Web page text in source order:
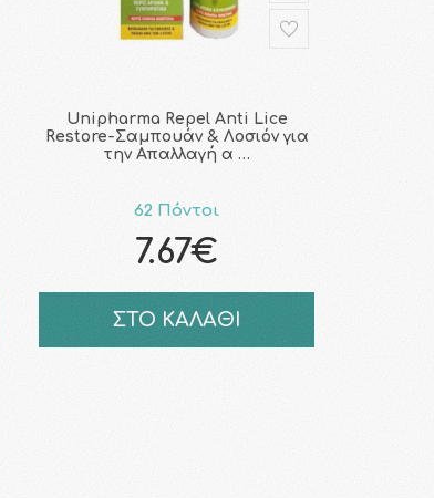
Unipharma Repel Anti Lice
Restore-Σαμπουάν & Λοσιόν για
την Απαλλαγή α …
62 Πόντοι
7.67€
ΣΤΟ ΚΑΛΑΘΙ